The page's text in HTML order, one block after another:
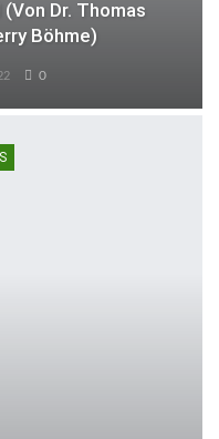
(von Dr. Thomas
Böhme)
0